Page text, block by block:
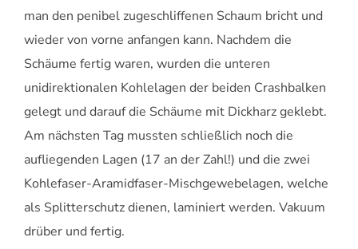
man den penibel zugeschliffenen Schaum bricht und
wieder von vorne anfangen kann. Nachdem die
Schäume fertig waren, wurden die unteren
unidirektionalen Kohlelagen der beiden Crashbalken
gelegt und darauf die Schäume mit Dickharz geklebt.
Am nächsten Tag mussten schließlich noch die
aufliegenden Lagen (17 an der Zahl!) und die zwei
Kohlefaser-Aramidfaser-Mischgewebelagen, welche
als Splitterschutz dienen, laminiert werden. Vakuum
drüber und fertig.